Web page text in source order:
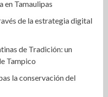
en Tamaulipas
de la estrategia digital
de Tradición: un
Tampico
la conservación del